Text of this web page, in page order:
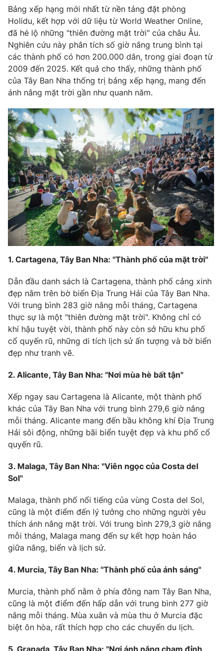
Hậu trường
Nhân vật
Khán giả
Giải sao mai
Điện ảnh
Âm nhạc
Sao
Đời sống
Du lịch
Làm đẹp
Chất lượng cuộc sống
Giáo dục
Tuyển sinh
Học trực tuyến
Công nghệ
Sản phẩm
Thị trường
Tư vấn
Giao lưu trực tuyến
Lịch phát sóng
Chuyên mục khác
Emagazine Podcast
Photo Infographic
VTV Money VTV Thể thao
VTV Sức khoẻ Bất động sản
Thị trường 24h Tấm lòng Việt
VTV9 VTV8
Liên hệ tòa soạn English
THỜI BÁO VTV
Theo dõi báo trên
Cơ quan chủ quản: Đài Truyền hình Việt Nam
Cơ quan báo chí:Thời báo VTV
cấp ngày 29/12/2023
Tổng Biên tập:Vũ Thanh Thủy
Phó Tổng Biên tập: Nguyễn Thị Mỹ Hạnh, Phạm Quốc Thắng,
Nguyễn Trọng Ninh
Bảng xếp hạng mới nhất từ nền tảng đặt phòng
Holidu, kết hợp với dữ liệu từ World Weather Online,
đã hé lộ những "thiên đường mặt trời" của châu Âu.
Nghiên cứu này phân tích số giờ nắng trung bình tại
các thành phố có hơn 200.000 dân, trong giai đoạn từ
2009 đến 2025. Kết quả cho thấy, những thành phố
của Tây Ban Nha thống trị bảng xếp hạng, mang đến
ánh nắng mặt trời gần như quanh năm.
1. Cartagena, Tây Ban Nha: "Thành phố của mặt trời"
Dẫn đầu danh sách là Cartagena, thành phố cảng xinh
đẹp nằm trên bờ biển Địa Trung Hải của Tây Ban Nha.
Với trung bình 283 giờ nắng mỗi tháng, Cartagena
thực sự là một "thiên đường mặt trời". Không chỉ có
khí hậu tuyệt vời, thành phố này còn sở hữu khu phố
cổ quyến rũ, những di tích lịch sử ấn tượng và bờ biển
đẹp như tranh vẽ.
2. Alicante, Tây Ban Nha: "Nơi mùa hè bất tận"
Xếp ngay sau Cartagena là Alicante, một thành phố
khác của Tây Ban Nha với trung bình 279,6 giờ nắng
mỗi tháng. Alicante mang đến bầu không khí Địa Trung
Hải sôi động, những bãi biển tuyệt đẹp và khu phố cổ
quyến rũ.
3. Malaga, Tây Ban Nha: "Viên ngọc của Costa del
Sol"
Malaga, thành phố nổi tiếng của vùng Costa del Sol,
cũng là một điểm đến lý tưởng cho những người yêu
thích ánh nắng mặt trời. Với trung bình 279,3 giờ nắng
mỗi tháng, Malaga mang đến sự kết hợp hoàn hảo
giữa nắng, biển và lịch sử.
4. Murcia, Tây Ban Nha: "Thành phố của ánh sáng"
Murcia, thành phố nằm ở phía đông nam Tây Ban Nha,
cũng là một điểm đến hấp dẫn với trung bình 277 giờ
nắng mỗi tháng. Mùa xuân và mùa thu ở Murcia đặc
biệt ôn hòa, rất thích hợp cho các chuyến du lịch.